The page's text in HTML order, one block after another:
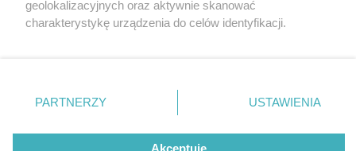
"Maestro Macarons", która wcześniej działała tylko na
Chorzów
Tarnowskie Góry
Gliwice
Wydawca
Redakcja
geolokalizacyjnych oraz aktywnie skanować
charakterystykę urządzenia do celów identyfikacji.
zmienić/wycofać klikając przycisk ustawień prywatności
znajdujący się w lewym dolnym rogu strony
rodzaje przetwarzania danych nie wymagają zgody
użytkownika, ale masz prawo sprzeciwić się takiemu
PARTNERZY USTAWIENIA
Akceptuję